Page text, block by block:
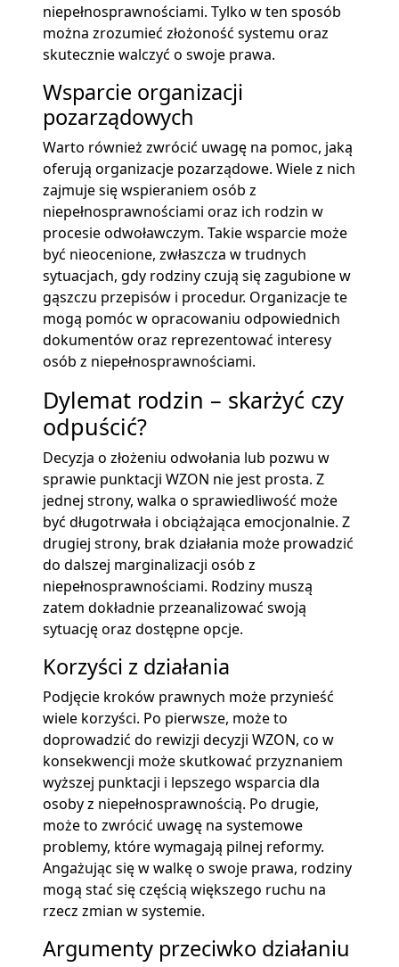
niepełnosprawnościami. Tylko w ten sposób
można zrozumieć złożoność systemu oraz
skutecznie walczyć o swoje prawa.
Wsparcie organizacji
pozarządowych
Warto również zwrócić uwagę na pomoc, jaką
oferują organizacje pozarządowe. Wiele z nich
zajmuje się wspieraniem osób z
niepełnosprawnościami oraz ich rodzin w
procesie odwoławczym. Takie wsparcie może
być nieocenione, zwłaszcza w trudnych
sytuacjach, gdy rodziny czują się zagubione w
gąszczu przepisów i procedur. Organizacje te
mogą pomóc w opracowaniu odpowiednich
dokumentów oraz reprezentować interesy
osób z niepełnosprawnościami.
Dylemat rodzin – skarżyć czy
odpuścić?
Decyzja o złożeniu odwołania lub pozwu w
sprawie punktacji WZON nie jest prosta. Z
jednej strony, walka o sprawiedliwość może
być długotrwała i obciążająca emocjonalnie. Z
drugiej strony, brak działania może prowadzić
do dalszej marginalizacji osób z
niepełnosprawnościami. Rodziny muszą
zatem dokładnie przeanalizować swoją
sytuację oraz dostępne opcje.
Korzyści z działania
Podjęcie kroków prawnych może przynieść
wiele korzyści. Po pierwsze, może to
doprowadzić do rewizji decyzji WZON, co w
konsekwencji może skutkować przyznaniem
wyższej punktacji i lepszego wsparcia dla
osoby z niepełnosprawnością. Po drugie,
może to zwrócić uwagę na systemowe
problemy, które wymagają pilnej reformy.
Angażując się w walkę o swoje prawa, rodziny
mogą stać się częścią większego ruchu na
rzecz zmian w systemie.
Argumenty przeciwko działaniu